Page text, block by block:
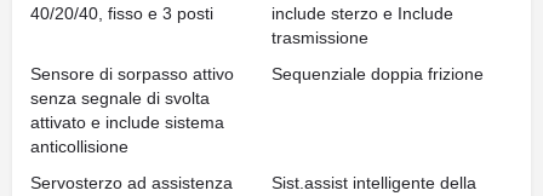
40/20/40, fisso e 3 posti
include sterzo e Include
trasmissione
Sensore di sorpasso attivo
senza segnale di svolta
attivato e include sistema
anticollisione
Sequenziale doppia frizione
Servosterzo ad assistenza
Sist.assist intelligente della